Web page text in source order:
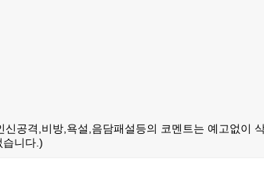
신공격,비방,욕설,음담패설등의 코멘트는 예고없이
니다.)